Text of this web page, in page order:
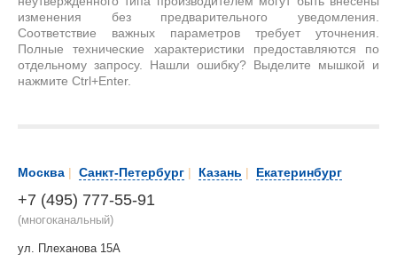
изменения без предварительного уведомления.
Соответствие важных параметров требует уточнения.
Полные технические характеристики предоставляются по
отдельному запросу. Нашли ошибку? Выделите мышкой и
нажмите Ctrl+Enter.
Москва | Санкт-Петербург | Казань | Екатеринбург
+7 (495) 777-55-91
(многоканальный)
ул. Плеханова 15А